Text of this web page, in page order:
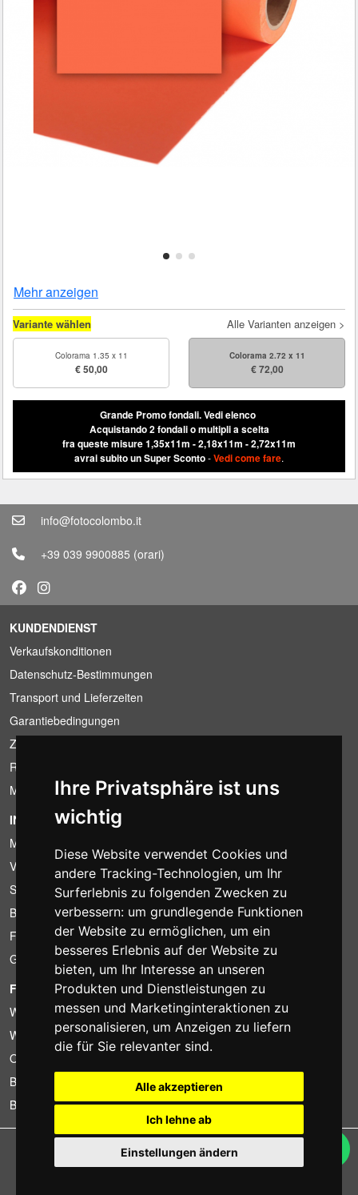
Ihre Privatsphäre ist uns
wichtig
Diese Website verwendet Cookies und
andere Tracking-Technologien, um Ihr
Surferlebnis zu folgenden Zwecken zu
verbessern: um grundlegende Funktionen
der Website zu ermöglichen, um ein
besseres Erlebnis auf der Website zu
bieten, um Ihr Interesse an unseren
Produkten und Dienstleistungen zu
messen und Marketinginteraktionen zu
personalisieren, um Anzeigen zu liefern
die für Sie relevanter sind.
Alle akzeptieren
Ich lehne ab
Einstellungen ändern
Mehr anzeigen
Variante wählen Alle Varianten anzeigen >
Colorama 1.35 x 11
€ 50,00
Colorama 2.72 x 11
€ 72,00
Grande Promo fondali.Vedi elenco
Acquistando 2 fondali o multipli a scelta
fra queste misure 1,35x11m - 2,18x11m - 2,72x11m
avrai subito un Super Sconto-Vedi come fare.
info@fotocolombo.it
+39 039 9900885 (orari)
KUNDENDIENST
Verkaufskonditionen
Datenschutz-Bestimmungen
Transport und Lieferzeiten
Garantiebedingungen
Zahlungsbedingungen
Ruecktrittsrecht
MwSt-Bedingungen
INFORMATION
Mietbedingungen
Verkaufsangebote
Sparpakete
Billiger gefunden?
Finanzierung
Gebrauchtartikel
FOTOCOLOMBO.IT
Wer wir sind
Wo wir sind
Oeffnungszeiten
Bewertungen auf Trovaprezzi
Bewertungen auf Google
Copyright © Fotocolombo Srl - Viale Verdi 95 - 23807 Merate (LC) - P. Iva
03298370135 - SDI: M5UXCR1